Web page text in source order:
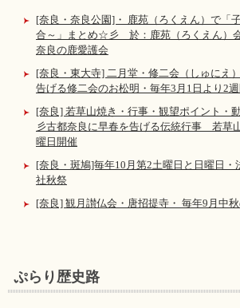
[奈良・奈良公園]・ 鹿苑（ろくえん）で「
合～」まとめ☆彡 於：鹿苑（ろくえん）
奈良の鹿愛護会
[奈良・東大寺] 二月堂・修二会（しゅにえ
告げる修二会のお松明・毎年3月1日より2
[奈良] 若草山焼き・行事・観望ポイント・
彡古都奈良に早春を告げる伝統行事 若草
曜日開催
[奈良・斑鳩]毎年10月第2土曜日と日曜日・
社秋祭
[奈良] 観月讃仏会・唐招提寺・ 毎年9月中
ぷらり歴史路